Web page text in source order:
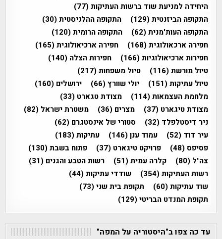
היחידה למניעת שוד ברשות העתיקות(77)
התקופה הביזנטית(129) התקופה ההלניסטית(30)
התקופה העות'מנית(62) התקופה הרומית(120)
חפירה ארכאולוגית(168) חפירה ארכיאולוגית(165)
חפירות ארכיאולוגיות(166) חפירות הצלה (140)
טיול מורשת(116) טיול משפחות(217)
טיול עתיקות(151) יולי שוורץ(66) ירושלים (160)
מלחמת העצמאות(114) מצודת טגארט (33)
מצודת טיגארט (37) מצרים (36) משטרת ישראל (82)
ניר דיסטלפלד (32) סטורי של אינסטגרם (62)
עיר דוד (52) עמוד ענן(146) עתיקות(183)
פסיפס(48) פרויקט טיגארט (37) פתוח בשבת(130)
צה"ל (80) קלרה עמית(51) רשות הטבע והגנים (31)
רשות העתיקות(354) שודדי עתיקות(44)
שוד עתיקות(60) תקופת בית שני(73)
תקופת המנדט הבריטי(129)
עד כה צפו ב"היסטוריה על המפה"